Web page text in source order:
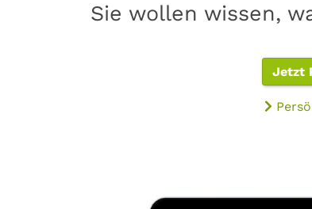
Sie wollen wissen,
Jetzt